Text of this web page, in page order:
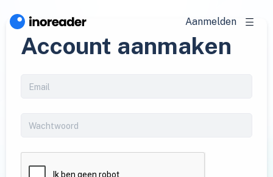
Aanmelden
Account aanmaken